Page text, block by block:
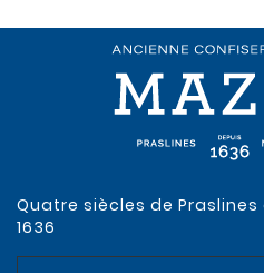
Quatre siècles de
1636